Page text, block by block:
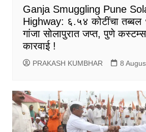
Ganja Smuggling Pune
Highway: ६.५४ कोटींचा
गांजा सोलापुरात जप्त, पुणे
कारवाई !
PRAKASH KUMBHAR 8